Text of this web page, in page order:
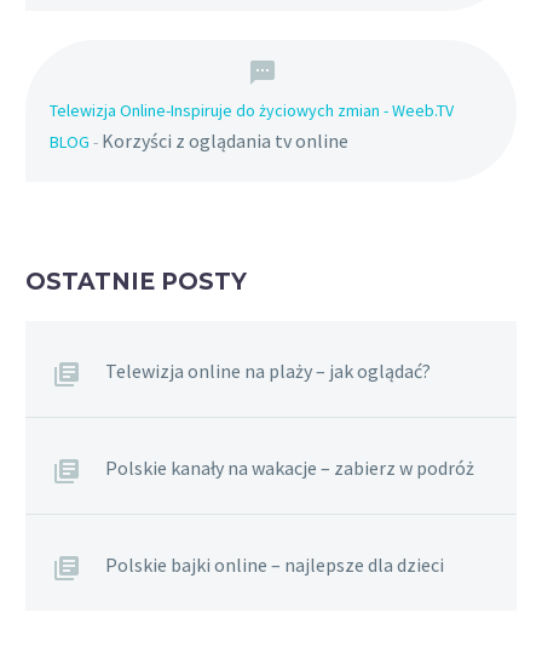
Telewizja Online-Inspiruje do życiowych zmian - Weeb.TV
BLOG - Korzyści z oglądania tv online
OSTATNIE POSTY
Telewizja online na plaży – jak oglądać?
Polskie kanały na wakacje – zabierz w podróż
Polskie bajki online – najlepsze dla dzieci